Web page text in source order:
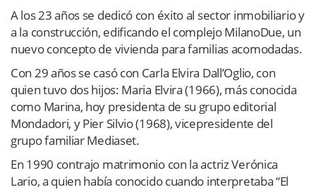
A los 23 años se dedicó con éxito al sector inmobiliario y
a la construcción, edificando el complejo MilanoDue, un
nuevo concepto de vivienda para familias acomodadas.
Con 29 años se casó con Carla Elvira Dall’Oglio, con
quien tuvo dos hijos: Maria Elvira (1966), más conocida
como Marina, hoy presidenta de su grupo editorial
Mondadori, y Pier Silvio (1968), vicepresidente del
grupo familiar Mediaset.
En 1990 contrajo matrimonio con la actriz Verónica
Lario, a quien había conocido cuando interpretaba “El